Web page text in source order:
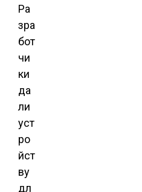
Ра
зра
бот
чи
ки
да
ли
уст
ро
йст
ву
дл